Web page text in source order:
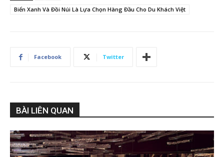
Biển Xanh Và Đồi Núi Là Lựa Chọn Hàng Đầu Cho Du Khách Việt
Facebook Twitter
BÀI LIÊN QUAN